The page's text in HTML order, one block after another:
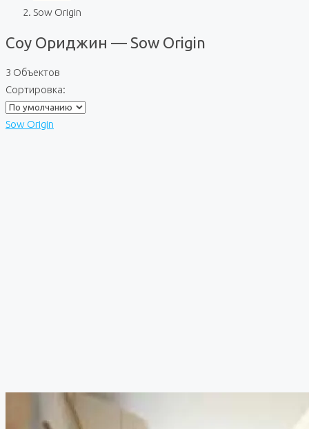
Sow Origin
Соу Ориджин — Sow Origin
3 Объектов
Сортировка:
Sow Origin